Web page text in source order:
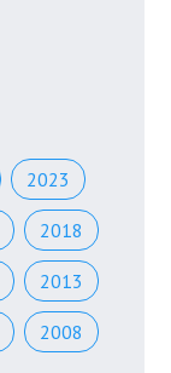
2023
2018
2013
2008